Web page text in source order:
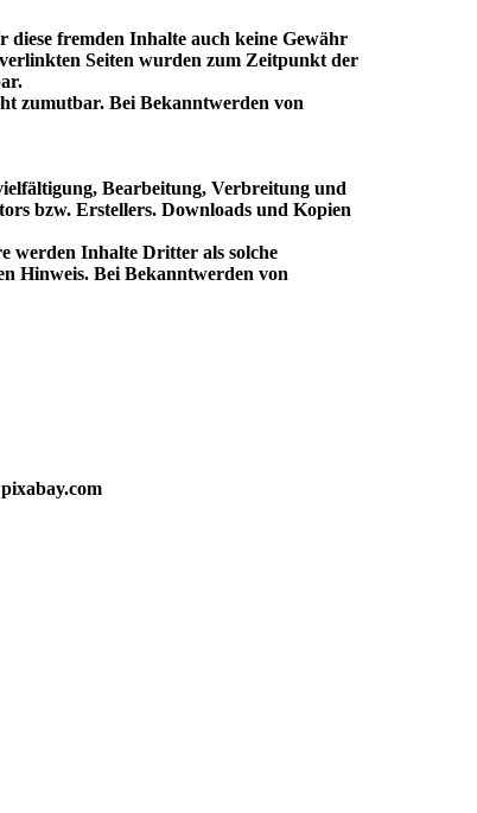
fremden Inhalte auch keine Gewähr
Seiten wurden zum Zeitpunkt der
zumutbar. Bei Bekanntwerden von
Bearbeitung, Verbreitung und
bzw. Erstellers. Downloads und Kopien
werden Inhalte Dritter als solche
Hinweis. Bei Bekanntwerden von